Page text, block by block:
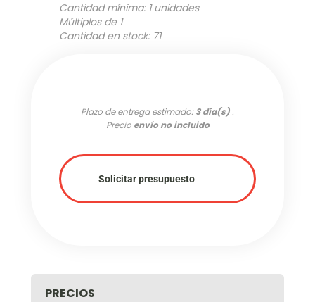
Cantidad mínima: 1 unidades
Múltiplos de 1
Cantidad en stock: 71
Plazo de entrega estimado:3 día(s) .
Precio envío no incluido
Solicitar presupuesto
PRECIOS